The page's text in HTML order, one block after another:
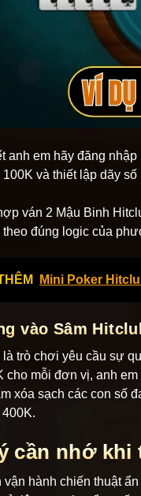
anh em hãy đăng
100K và thiết lập dãy
ván 2 Mậu Binh
đúng logic của
Mini Poker
vào Sâm
là trò chơi yêu cầu sự
cho mỗi đơn vị, anh
xóa sạch các con số
cần nhớ khi
vận hành chiến thuật